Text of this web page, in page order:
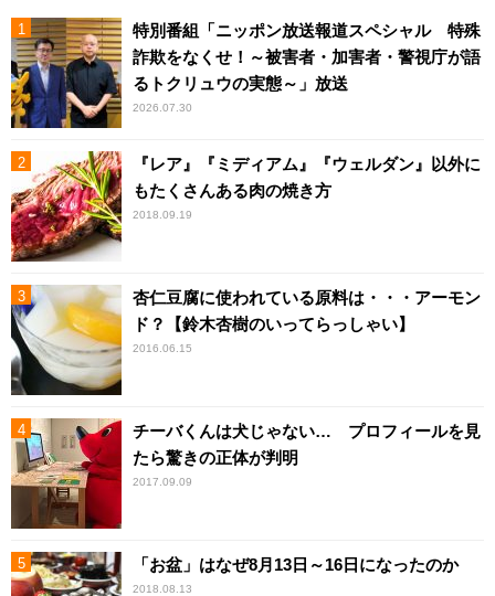
特別番組「ニッポン放送報道スペシャル 特殊
詐欺をなくせ！～被害者・加害者・警視庁が語
るトクリュウの実態～」放送
2026.07.30
『レア』『ミディアム』『ウェルダン』以外に
もたくさんある肉の焼き方
2018.09.19
杏仁豆腐に使われている原料は・・・アーモン
ド？【鈴木杏樹のいってらっしゃい】
2016.06.15
チーバくんは犬じゃない… プロフィールを見
たら驚きの正体が判明
2017.09.09
「お盆」はなぜ8月13日～16日になったのか
2018.08.13